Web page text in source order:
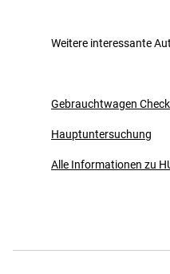
Weitere interessante
Gebrauchtwagen Check
Hauptuntersuchung
Alle Informationen zu